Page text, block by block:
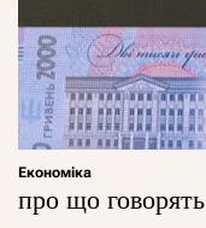
Економіка
про що говорять